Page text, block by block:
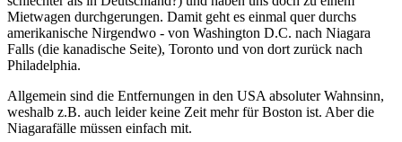
Mietwagen durchgerungen. Damit geht es einmal quer durchs
amerikanische Nirgendwo - von Washington D.C. nach Niagara
Falls (die kanadische Seite), Toronto und von dort zurück nach
Philadelphia.
Allgemein sind die Entfernungen in den USA absoluter Wahnsinn,
weshalb z.B. auch leider keine Zeit mehr für Boston ist. Aber die
Niagarafälle müssen einfach mit.